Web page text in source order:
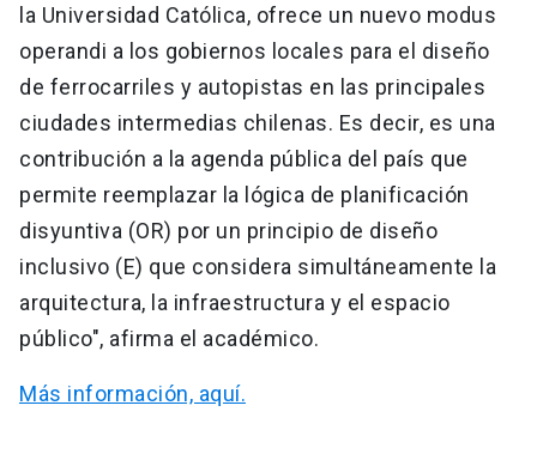
la Universidad Católica, ofrece un nuevo modus
operandi a los gobiernos locales para el diseño
de ferrocarriles y autopistas en las principales
ciudades intermedias chilenas. Es decir, es una
contribución a la agenda pública del país que
permite reemplazar la lógica de planificación
disyuntiva (OR) por un principio de diseño
inclusivo (E) que considera simultáneamente la
arquitectura, la infraestructura y el espacio
público", afirma el académico.
Más información, aquí.